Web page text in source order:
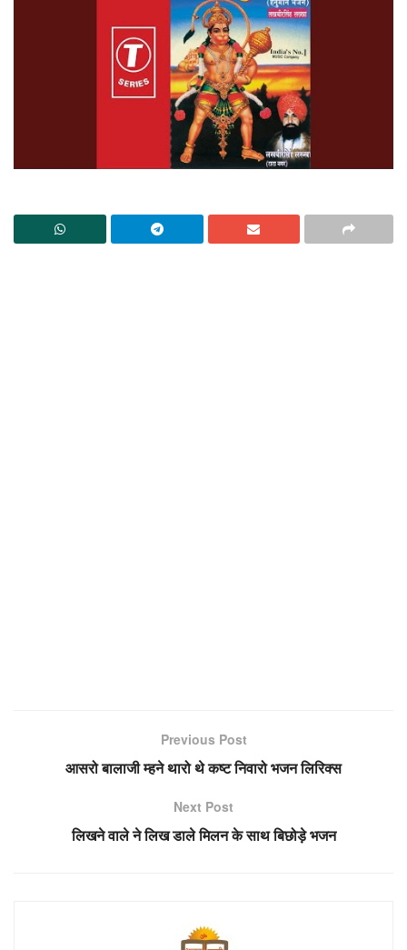
Previous Post
आसरो बालाजी म्हने थारो थे कष्ट निवारो भजन लिरिक्स
Next Post
लिखने वाले ने लिख डाले मिलन के साथ बिछोड़े भजन